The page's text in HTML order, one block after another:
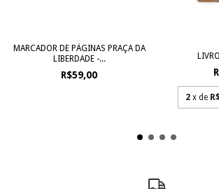
MARCADOR DE PÁGINAS PRAÇA DA
LIBERDADE -...
R$59,00
2 x de